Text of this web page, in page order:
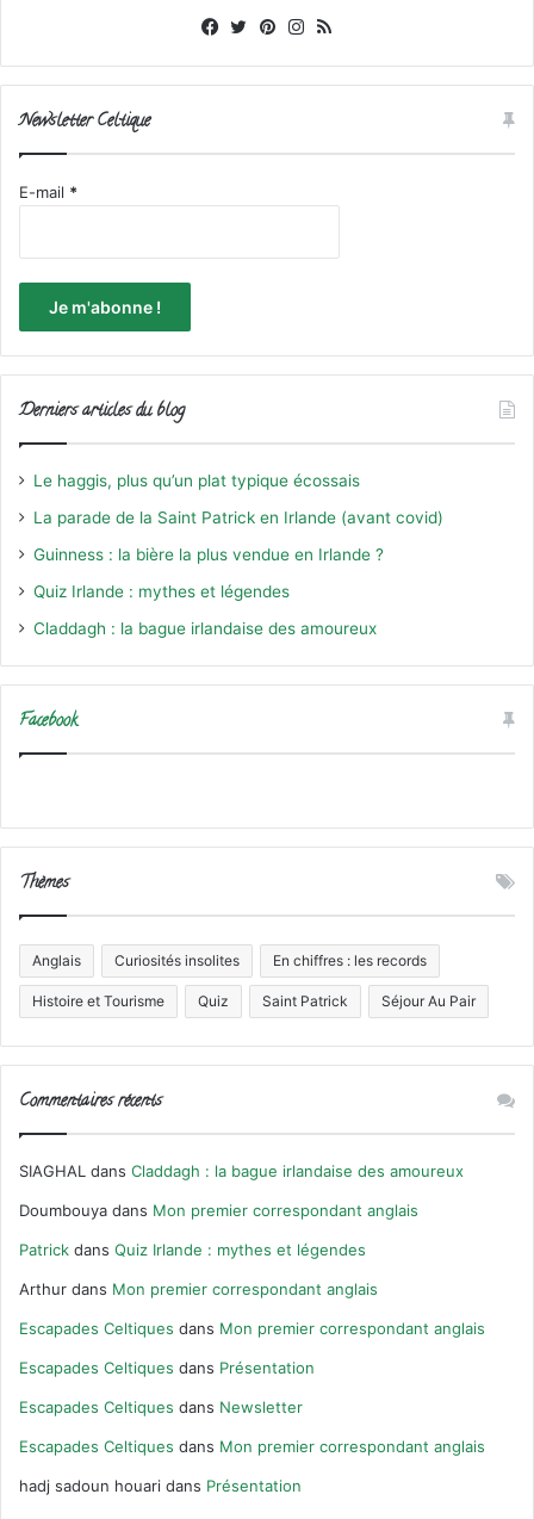
Facebook
X PinterestInstagram
Newsletter Celtique
E-mail *
Derniers articles du blog
Le haggis, plus qu’un plat typique écossais
La parade de la Saint Patrick en Irlande (avant covid)
Guinness : la bière la plus vendue en Irlande ?
Quiz Irlande : mythes et légendes
Claddagh : la bague irlandaise des amoureux
Facebook
Thèmes
Anglais Curiosités insolites En chiffres : les records
Histoire et Tourisme Quiz Saint Patrick Séjour Au Pair
Commentaires récents
SIAGHAL dans Claddagh : la bague irlandaise des amoureux
Doumbouya dans Mon premier correspondant anglais
Patrick dans Quiz Irlande : mythes et légendes
Arthur dans Mon premier correspondant anglais
Escapades Celtiques dans Mon premier correspondant anglais
Escapades Celtiques dans Présentation
Escapades Celtiques dans Newsletter
Escapades Celtiques dans Mon premier correspondant anglais
hadj sadoun houari dans Présentation